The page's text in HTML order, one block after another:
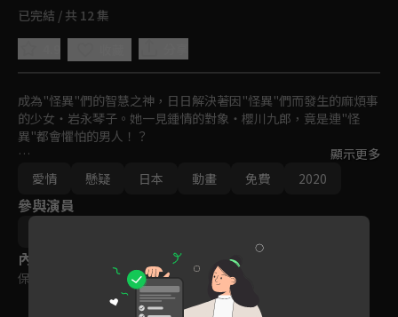
已完結 / 共 12 集
成為"怪異"們的智慧之神，日日解決著因"怪異"們而發生的麻煩事
的少女・岩永琴子。她一見鍾情的對象・櫻川九郎，竟是連"怪
異"都會懼怕的男人！？
不平凡的兩人一起面對因"怪異"們而起的奇妙事件［戀愛×傳奇×
懸疑推理］！！落在兩人身上的異想天開事件，以及這場戀愛的結
局究竟會何去何從――！？
顯示更多
愛情
懸疑 日本 動畫 免費 2020
參與演員
內容標籤
保護級